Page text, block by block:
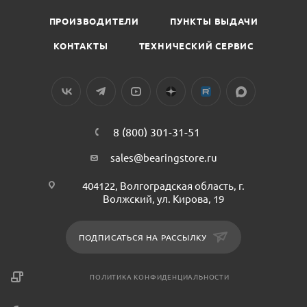
ПРОИЗВОДИТЕЛИ ПУНКТЫ ВЫДАЧИ
КОНТАКТЫ ТЕХНИЧЕСКИЙ СЕРВИС
8 (800) 301-31-51
sales@bearingstore.ru
404122, Волгоградская область, г.
Волжский, ул. Кирова, 19
ПОДПИСАТЬСЯ НА РАССЫЛКУ
ПОЛИТИКА КОНФИДЕНЦИАЛЬНОСТИ